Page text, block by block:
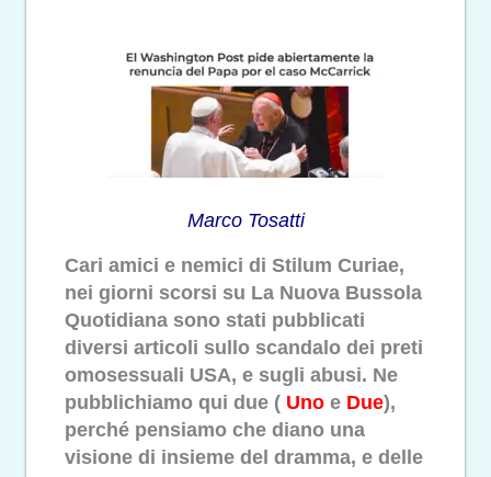
Marco Tosatti
Cari amici e nemici di Stilum Curiae,
nei giorni scorsi su La Nuova Bussola
Quotidiana sono stati pubblicati
diversi articoli sullo scandalo dei preti
omosessuali USA, e sugli abusi. Ne
pubblichiamo qui due ( Uno e Due),
perché pensiamo che diano una
visione di insieme del dramma, e delle